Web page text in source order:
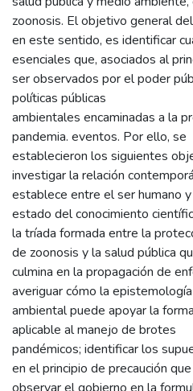
zoonosis. El objetivo general
en este sentido, es identificar
esenciales que, asociados al
ser observados por el poder
políticas públicas
ambientales encaminadas a la
pandemia. eventos. Por ello, se
establecieron los siguientes
investigar la relación
establece entre el ser humano
estado del conocimiento
la tríada formada entre la
de zoonosis y la salud pública
culmina en la propagación de
averiguar cómo la epistemología
ambiental puede apoyar la
aplicable al manejo de brotes
pandémicos; identificar los
en el principio de precaución